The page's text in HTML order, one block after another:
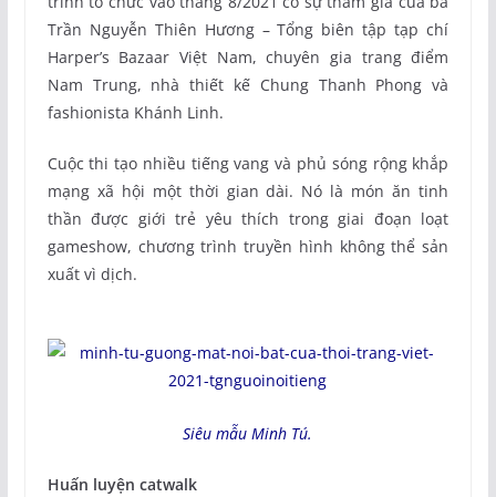
Trần Nguyễn Thiên Hương – Tổng biên tập tạp chí
Harper’s Bazaar Việt Nam, chuyên gia trang điểm
Nam Trung, nhà thiết kế Chung Thanh Phong và
fashionista Khánh Linh.
Cuộc thi tạo nhiều tiếng vang và phủ sóng rộng khắp
mạng xã hội một thời gian dài. Nó là món ăn tinh
thần được giới trẻ yêu thích trong giai đoạn loạt
gameshow, chương trình truyền hình không thể sản
xuất vì dịch.
Siêu mẫu Minh Tú.
Huấn luyện catwalk